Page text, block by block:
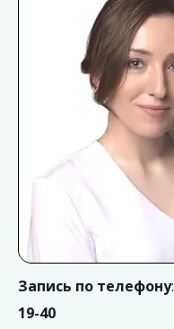
Запись по телефону:
19-40